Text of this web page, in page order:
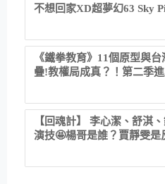
不想回家XD超夢幻63 Sky
津帝王蟹大餐、《淚之女
《鐵拳教育》11個原型與
疊!教權局成真？！第二季
【回魂計】 李心潔、舒淇
演技🤩楊哥是誰？賈靜雯是